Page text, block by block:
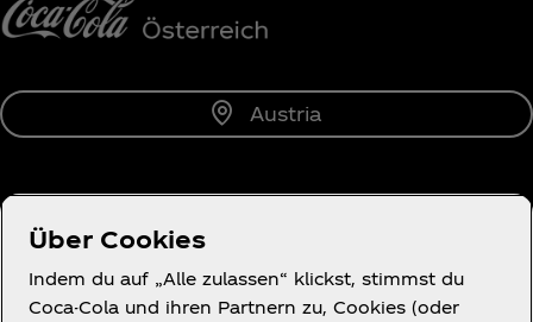
Austria
Über uns
Über Cookies
Indem du auf „Alle zulassen“ klickst, stimmst du
Coca-Cola und ihren Partnern zu, Cookies (oder